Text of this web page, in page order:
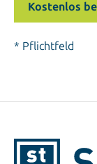
* Pflichtfeld